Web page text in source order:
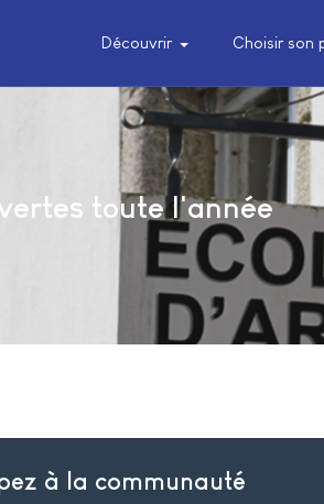
Découvrir Choisir son
toute l'année
à la communauté